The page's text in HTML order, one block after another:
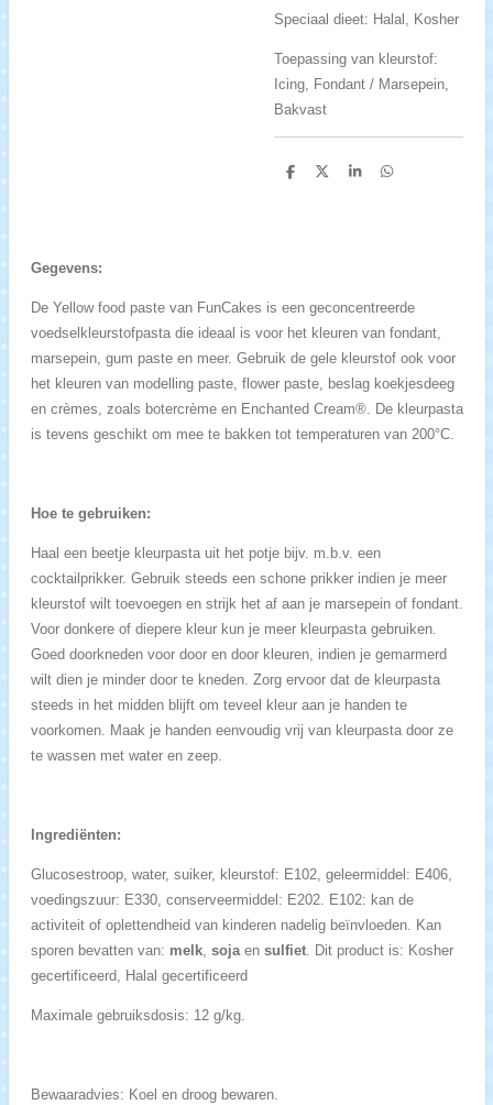
Speciaal dieet: Halal, Kosher
Toepassing van kleurstof:
Icing, Fondant / Marsepein,
Bakvast
D
D
S
D
Gegevens:
De Yellow food paste van FunCakes is een geconcentreerde
voedselkleurstofpasta die ideaal is voor het kleuren van fondant,
marsepein, gum paste en meer. Gebruik de gele kleurstof ook voor
het kleuren van modelling paste, flower paste, beslag koekjesdeeg
en crèmes, zoals botercrème en Enchanted Cream®. De kleurpasta
is tevens geschikt om mee te bakken tot temperaturen van 200°C.
Hoe te gebruiken:
Haal een beetje kleurpasta uit het potje bijv. m.b.v. een
cocktailprikker. Gebruik steeds een schone prikker indien je meer
kleurstof wilt toevoegen en strijk het af aan je marsepein of fondant.
Voor donkere of diepere kleur kun je meer kleurpasta gebruiken.
Goed doorkneden voor door en door kleuren, indien je gemarmerd
wilt dien je minder door te kneden. Zorg ervoor dat de kleurpasta
steeds in het midden blijft om teveel kleur aan je handen te
voorkomen. Maak je handen eenvoudig vrij van kleurpasta door ze
te wassen met water en zeep.
Ingrediënten:
Glucosestroop, water, suiker, kleurstof: E102, geleermiddel: E406,
voedingszuur: E330, conserveermiddel: E202. E102: kan de
activiteit of oplettendheid van kinderen nadelig beïnvloeden. Kan
sporen bevatten van: melk, sojaen sulfiet. Dit product is: Kosher
gecertificeerd, Halal gecertificeerd
Maximale gebruiksdosis: 12 g/kg.
Bewaaradvies: Koel en droog bewaren.